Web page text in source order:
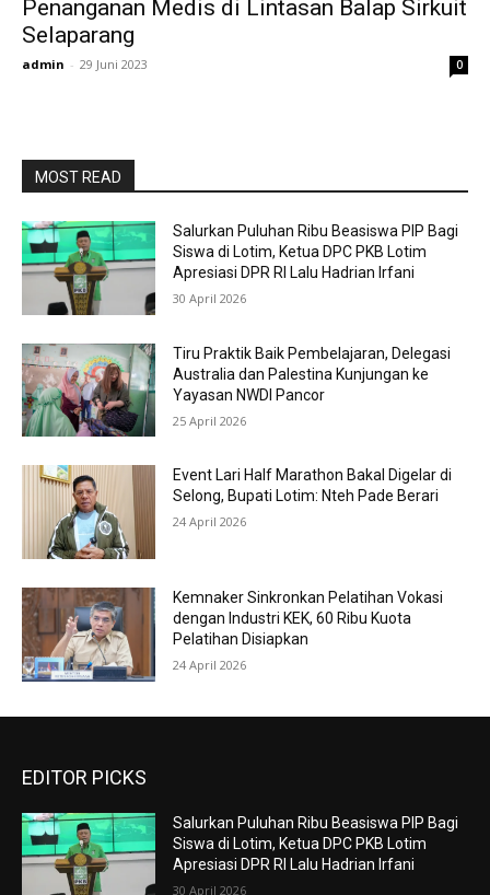
Penanganan Medis di Lintasan Balap Sirkuit
Selaparang
admin - 29 Juni 2023 0
MOST READ
Salurkan Puluhan Ribu Beasiswa PIP Bagi
Siswa di Lotim, Ketua DPC PKB Lotim
Apresiasi DPR RI Lalu Hadrian Irfani
30 April 2026
Tiru Praktik Baik Pembelajaran, Delegasi
Australia dan Palestina Kunjungan ke
Yayasan NWDI Pancor
25 April 2026
Event Lari Half Marathon Bakal Digelar di
Selong, Bupati Lotim: Nteh Pade Berari
24 April 2026
Kemnaker Sinkronkan Pelatihan Vokasi
dengan Industri KEK, 60 Ribu Kuota
Pelatihan Disiapkan
24 April 2026
EDITOR PICKS
Salurkan Puluhan Ribu Beasiswa PIP Bagi
Siswa di Lotim, Ketua DPC PKB Lotim
Apresiasi DPR RI Lalu Hadrian Irfani
30 April 2026